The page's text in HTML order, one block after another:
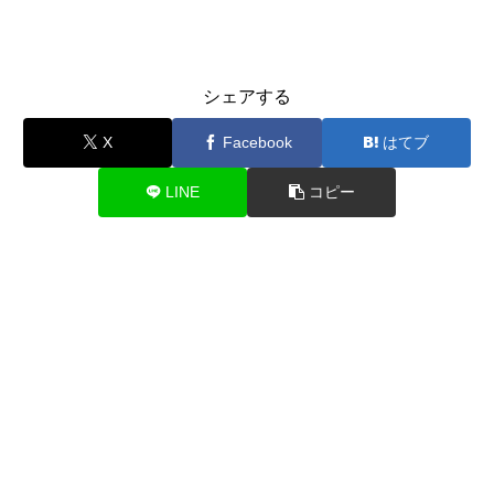
シェアする
X Facebook はてブ
LINE コピー